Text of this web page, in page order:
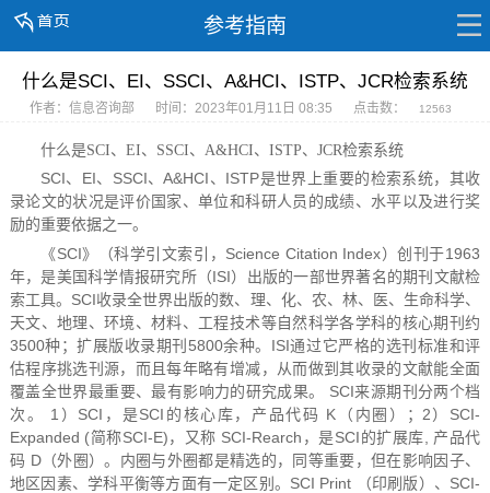
参考指南
什么是SCI、EI、SSCI、A&HCI、ISTP、JCR检索系统
作者：信息咨询部 时间：2023年01月11日 08:35 点击数： 12563
什么是SCI、EI、SSCI、A&HCI、ISTP、JCR检索系统
SCI、EI、SSCI、A&HCI、ISTP是世界上重要的检索系统，其收
录论文的状况是评价国家、单位和科研人员的成绩、水平以及进行奖
励的重要依据之一。
《SCI》（科学引文索引，Science Citation Index）创刊于1963
年，是美国科学情报研究所（ISI）出版的一部世界著名的期刊文献检
索工具。SCI收录全世界出版的数、理、化、农、林、医、生命科学、
天文、地理、环境、材料、工程技术等自然科学各学科的核心期刊约
3500种；扩展版收录期刊5800余种。ISI通过它严格的选刊标准和评
估程序挑选刊源，而且每年略有增减，从而做到其收录的文献能全面
覆盖全世界最重要、最有影响力的研究成果。 SCI来源期刊分两个档
次。 1）SCI，是SCI的核心库，产品代码 K（内圈）；2）SCI-
Expanded (简称SCI-E)，又称 SCI-Rearch，是SCI的扩展库, 产品代
码 D（外圈）。内圈与外圈都是精选的，同等重要，但在影响因子、
地区因素、学科平衡等方面有一定区别。SCI Print （印刷版）、SCI-